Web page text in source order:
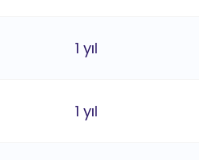
1 yıl
1 yıl